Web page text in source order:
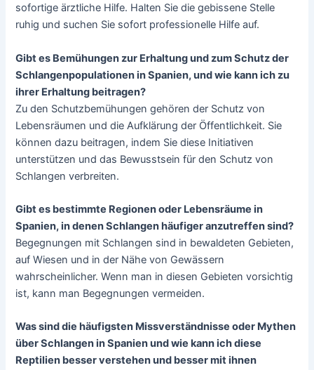
sofortige ärztliche Hilfe. Halten Sie die gebissene Stelle
ruhig und suchen Sie sofort professionelle Hilfe auf.
Gibt es Bemühungen zur Erhaltung und zum Schutz der
Schlangenpopulationen in Spanien, und wie kann ich zu
ihrer Erhaltung beitragen?
Zu den Schutzbemühungen gehören der Schutz von
Lebensräumen und die Aufklärung der Öffentlichkeit. Sie
können dazu beitragen, indem Sie diese Initiativen
unterstützen und das Bewusstsein für den Schutz von
Schlangen verbreiten.
Gibt es bestimmte Regionen oder Lebensräume in
Spanien, in denen Schlangen häufiger anzutreffen sind?
Begegnungen mit Schlangen sind in bewaldeten Gebieten,
auf Wiesen und in der Nähe von Gewässern
wahrscheinlicher. Wenn man in diesen Gebieten vorsichtig
ist, kann man Begegnungen vermeiden.
Was sind die häufigsten Missverständnisse oder Mythen
über Schlangen in Spanien und wie kann ich diese
Reptilien besser verstehen und besser mit ihnen